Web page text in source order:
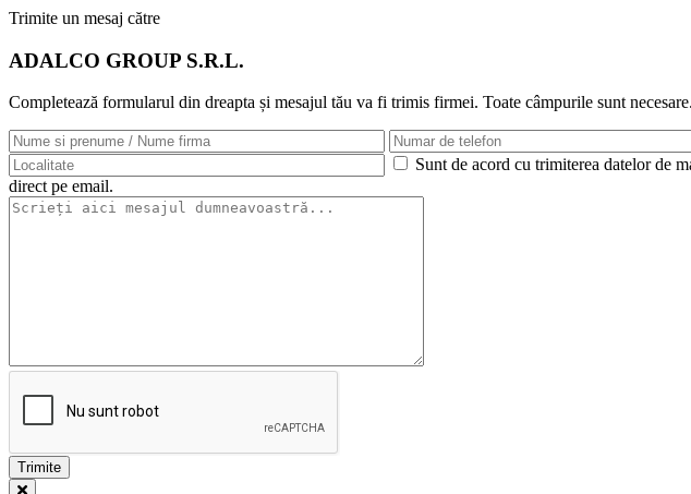
Trimite un mesaj către
ADALCO GROUP S.R.L.
Completează formularul din dreapta și mesajul tău va fi trimis firmei. Toate câmpurile sunt necesare.
Sunt de acord cu trimiterea datelor de
direct pe email.